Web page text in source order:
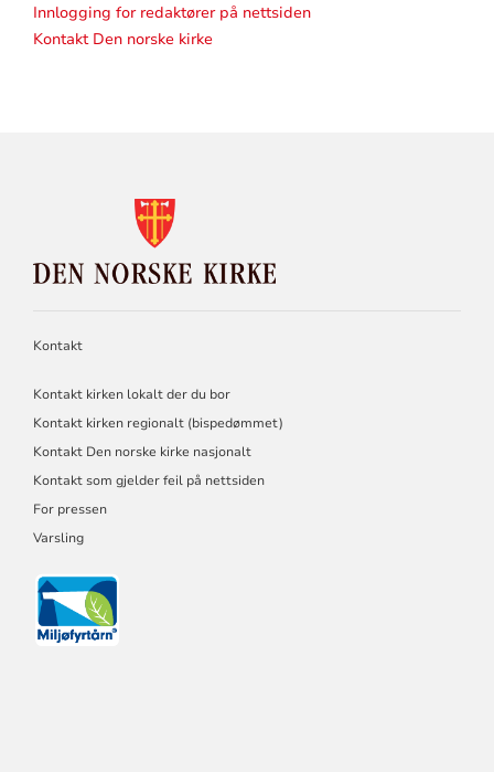
Innlogging for redaktører på nettsiden
Kontakt Den norske kirke
NORSKE
KIRKE
Kontakt
Kontakt kirken lokalt der du bor
Kontakt kirken regionalt (bispedømmet)
Kontakt Den norske kirke nasjonalt
Kontakt som gjelder feil på nettsiden
For pressen
Varsling